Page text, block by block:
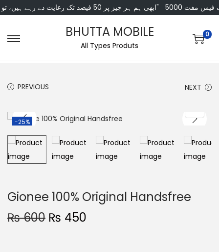
"ابھی ہم ہر چیز پر 50 فیصد تک رعایت دے رہے ہیں، تو انتظار کس بات کا؟" شپنگ فیس مفت
BHUTTA MOBILE
All Types Produts
0
PREVIOUS NEXT
-25%
Gionee 100% Original Handsfree
₨600 ₨ 450